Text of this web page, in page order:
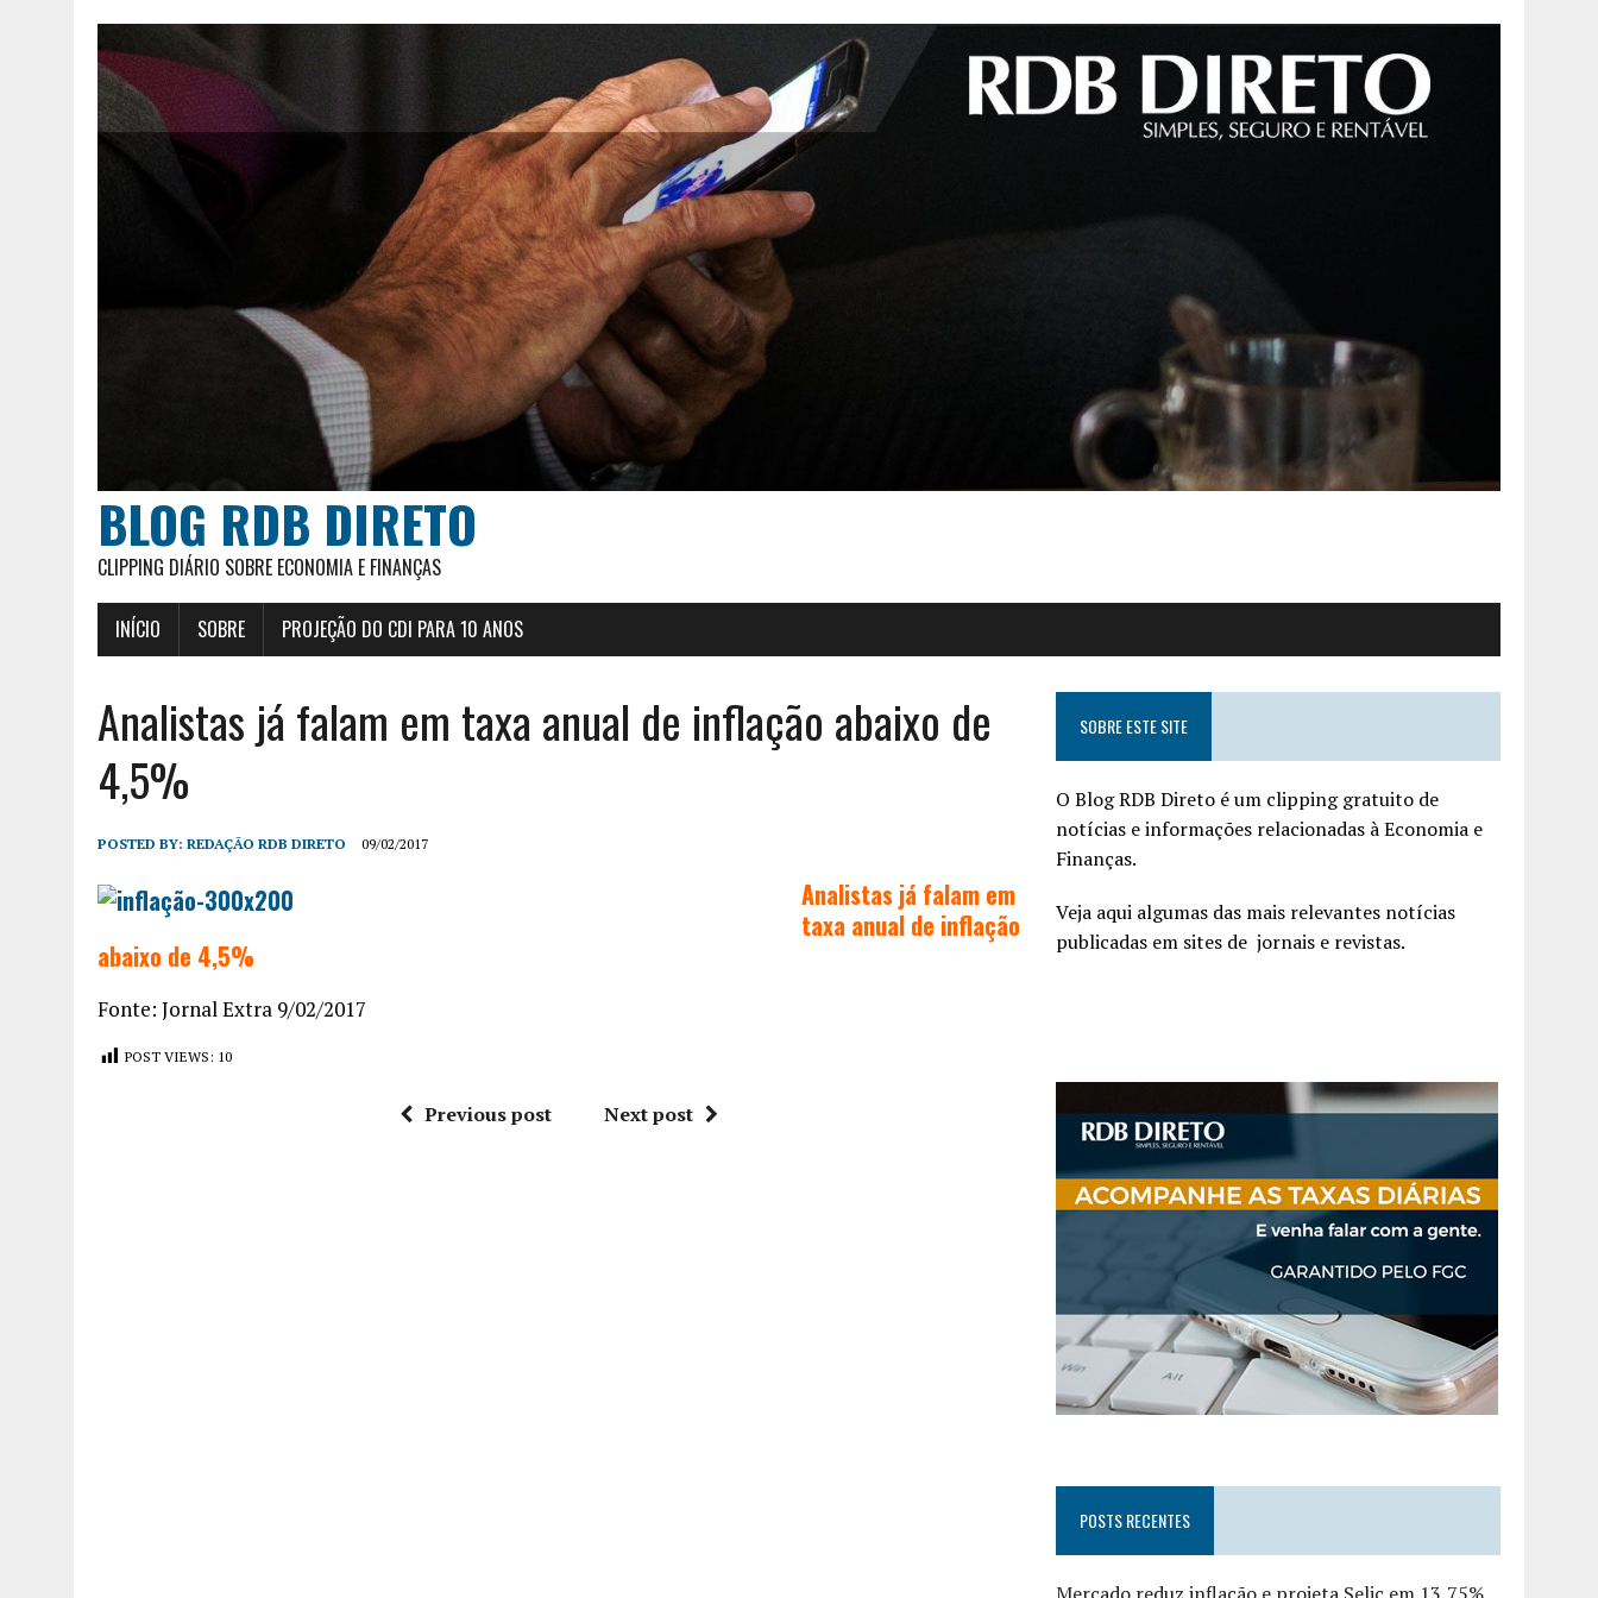
BLOG RDB DIRETO
CLIPPING DIÁRIO SOBRE ECONOMIA E FINANÇAS
INÍCIO SOBRE PROJEÇÃO DO CDI PARA 10 ANOS
Analistas já falam em taxa anual de inflação abaixo de
4,5%
POSTED BY: REDAÇÃO RDB DIRETO 09/02/2017
Analistas já falam em
taxa anual de inflação
abaixo de 4,5%
Fonte: Jornal Extra 9/02/2017
POST VIEWS: 10
Previous post Next post
SOBRE ESTE SITE
O Blog RDB Direto é um clipping gratuito de
notícias e informações relacionadas à Economia e
Finanças.
Veja aqui algumas das mais relevantes notícias
publicadas em sites de jornais e revistas.
POSTS RECENTES